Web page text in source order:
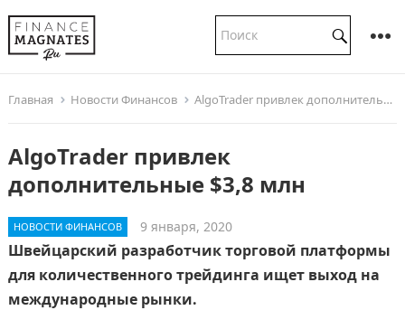
Главная Новости Финансов AlgoTrader привлек дополнительные $3,8 млн
AlgoTrader привлек
дополнительные $3,8 млн
НОВОСТИ ФИНАНСОВ 9 января, 2020
Швейцарский разработчик торговой платформы
для количественного трейдинга ищет выход на
международные рынки.